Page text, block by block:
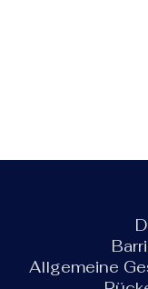
Allgemeine